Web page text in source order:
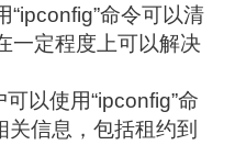
“ipconfig”命令可以清
一定程度上可以解决
可以使用“ipconfig”命
信息，包括租约到